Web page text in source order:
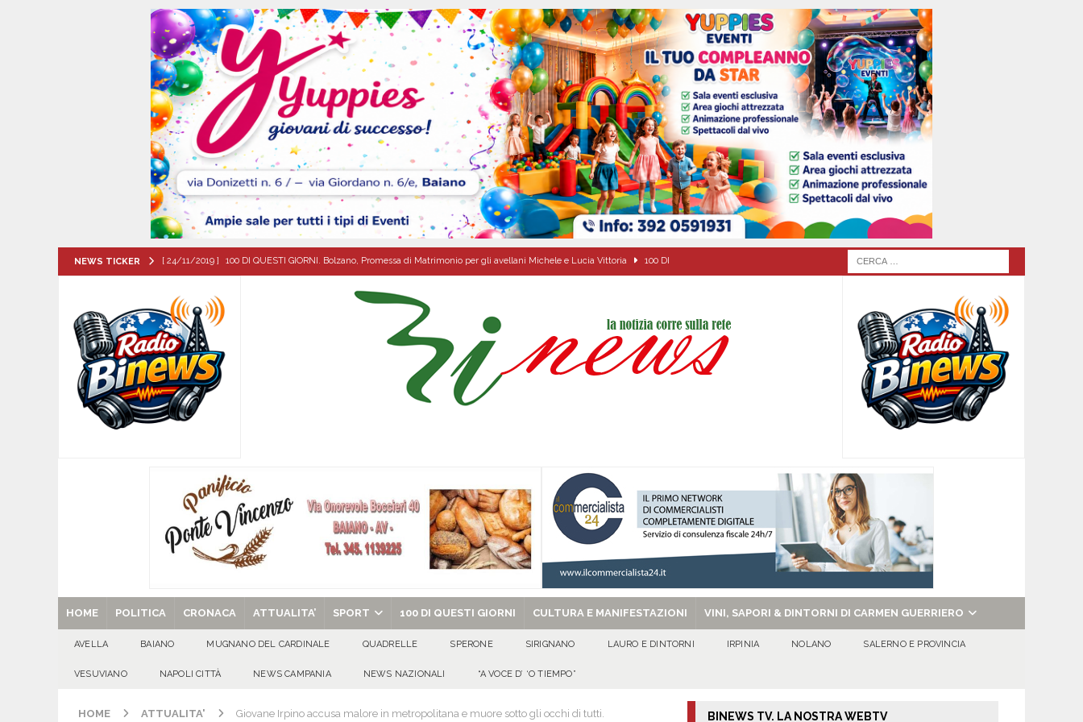
NEWS TICKER [ 24/11/2019 ] 100 DI QUESTI GIORNI. Bolzano, Promessa di Matrimonio per gli avellani Michele e Lucia Vittoria 100 DI
[ 08/08/2026 ] Quadrelle in Festa: Tutto pronto per i solenni festeggiamenti in onore di San Giovanni Battista 2026!
EVIDENZA
[ 08/08/2026 ] Mugnano del Cardinale, “Puparuolo” dal 1948: da Saverio ai figli Francesco e Giuseppe, la storia continua
ATTUALITA'
[ 08/08/2026 ]
[ 08/08/2026 ] Nola. Controlli dei carabinieri alle agenzie funebri. Due attività chiuse e tre persone denunciate
[ 29/08/2025 ] SANT’Oggi. Venerdì 29 agosto la chiesa celebra il Martirio di san Giovanni Battista e santa Sabina EVIDENZA
HOME POLITICA CRONACA ATTUALITA’ SPORT 100 DI QUESTI GIORNI CULTURA E MANIFESTAZIONI VINI, SAPORI & DINTORNI DI CARMEN GUERRIERO
AVELLA BAIANO MUGNANO DEL CARDINALE QUADRELLE SPERONE SIRIGNANO LAURO E DINTORNI IRPINIA NOLANO SALERNO E PROVINCIA
VESUVIANO NAPOLI CITTÀ NEWS CAMPANIA NEWS NAZIONALI “A VOCE D’ ‘O TIEMPO”
HOME ATTUALITA' Giovane Irpino accusa malore in metropolitana e muore sotto gli occhi di tutti. BINEWS TV. LA NOSTRA WEBTV